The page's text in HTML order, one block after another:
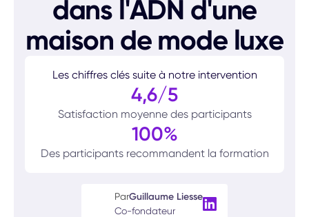
dans l'ADN d'une
maison de mode luxe
Les chiffres clés suite à notre intervention
4,6/5
Satisfaction moyenne des participants
100%
Des participants recommandent la formation
ParGuillaume Liesse
Co-fondateur